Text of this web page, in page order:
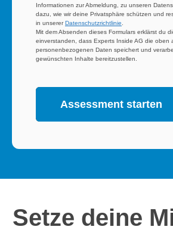
Informationen zur Abmeldung, zu unseren
dazu, wie wir deine Privatsphäre schützen und
in unsererDatenschutzrichtlinie
Mit dem Absenden dieses Formulars erklärst du
einverstanden, dass Experts Inside AG die oben
personenbezogenen Daten speichert und
gewünschten Inhalte bereitzustellen.
Setze deine